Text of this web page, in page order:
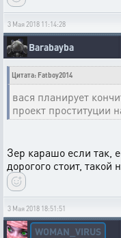
3 Мая 2018 11:14:28
Barabayba
Цитата: Fatboy2014
вася планирует
проект проституции
Зер карашо если так,
дорогого стоит,
3 Мая 2018 18:51:51
WOMAN_VIRUS